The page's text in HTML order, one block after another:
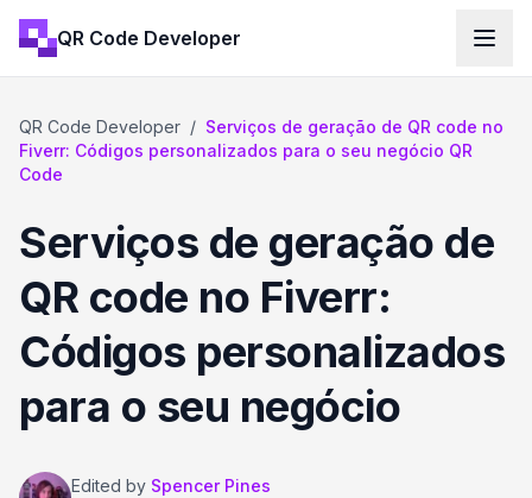
QR Code Developer
QR Code Developer / Serviços de geração de QR code no
Fiverr: Códigos personalizados para o seu negócio QR
Code
Serviços de geração de
QR code no Fiverr:
Códigos personalizados
para o seu negócio
Edited by Spencer Pines